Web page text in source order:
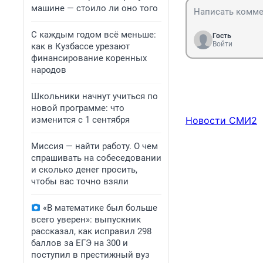
машине — стоило ли оно того
С каждым годом всё меньше:
как в Кузбассе урезают
финансирование коренных
народов
Школьники начнут учиться по
новой программе: что
изменится с 1 сентября
Миссия — найти работу. О чем
спрашивать на собеседовании
и сколько денег просить,
чтобы вас точно взяли
«В математике был больше
всего уверен»: выпускник
рассказал, как исправил 298
баллов за ЕГЭ на 300 и
поступил в престижный вуз
Гость
Войти
Новости СМИ2